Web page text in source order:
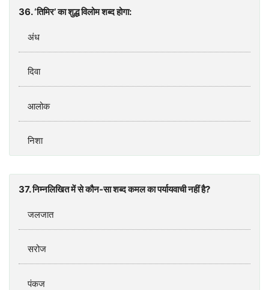
36. ‘तिमिर’ का शुद्ध विलोम शब्‍द होगा:
अंध
दिवा
आलोक
निशा
37. निम्‍नलिखित में से कौन-सा शब्‍द कमल का पर्यायवाची नहीं है?
जलजात
सरोज
पंकज